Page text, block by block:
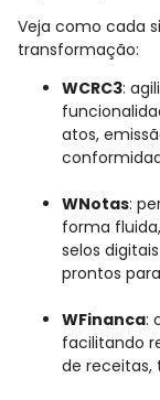
Veja como cada
transformação:
WCRC3:
atos,
WNotas:
forma
selos
prontos
WFinanca:
facilitando
de receitas,